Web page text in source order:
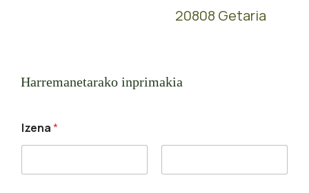
20808 Getaria
Harremanetarako inprimakia
Izena*